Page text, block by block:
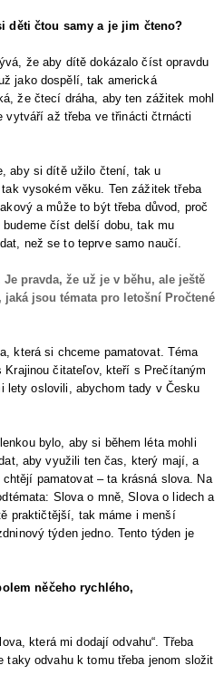
děti čtou samy a je jim čteno?
že aby dítě dokázalo číst opravdu
jako dospělí, tak americká
že čtecí dráha, aby ten zážitek mohl
vytváří až třeba ve třinácti čtrnácti
aby si dítě užilo čtení, tak u
vysokém věku. Ten zážitek třeba
a může to být třeba důvod, proč
číst delší dobu, tak mu
než se to teprve samo naučí.
Je pravda, že už je v běhu, ale ještě
jaká jsou témata pro letošní Pročtené
která si chceme pamatovat. Téma
čitateľov, kteří s Prečítaným
lety oslovili, abychom tady v Česku
bylo, aby si během léta mohli
aby využili ten čas, který mají, a
pamatovat – ta krásná slova. Na
Slova o mně, Slova o lidech a
praktičtější, tak máme i menší
týden jedno. Tento týden je
něčeho rychlého,
která mi dodají odvahu“. Třeba
taky odvahu k tomu třeba jenom složit